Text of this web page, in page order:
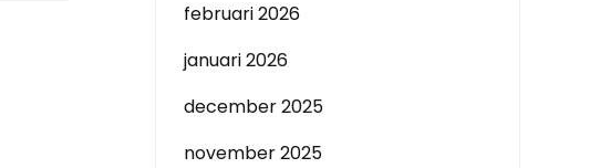
februari 2026
januari 2026
december 2025
november 2025